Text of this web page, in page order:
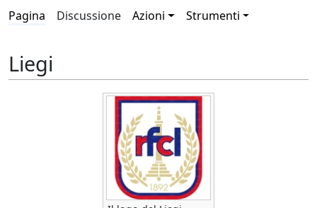
Pagina Discussione Azioni Strumenti
Liegi